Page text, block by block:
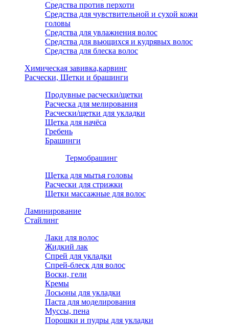
Средства против перхоти
Средства для чувствительной и сухой кожи
головы
Средства для увлажнения волос
Средства для вьющихся и кудрявых волос
Средства для блеска волос
Химическая завивка,карвинг
Расчески, Щетки и брашинги
Продувные расчески/щетки
Расческа для мелирования
Расчески/щетки для укладки
Щетка для начёса
Гребень
Брашинги
Термобрашинг
Щетка для мытья головы
Расчески для стрижки
Щетки массажные для волос
Ламинирование
Стайлинг
Лаки для волос
Жидкий лак
Спрей для укладки
Спрей-блеск для волос
Воски, гели
Кремы
Лосьоны для укладки
Паста для моделирования
Муссы, пена
Порошки и пудры для укладки